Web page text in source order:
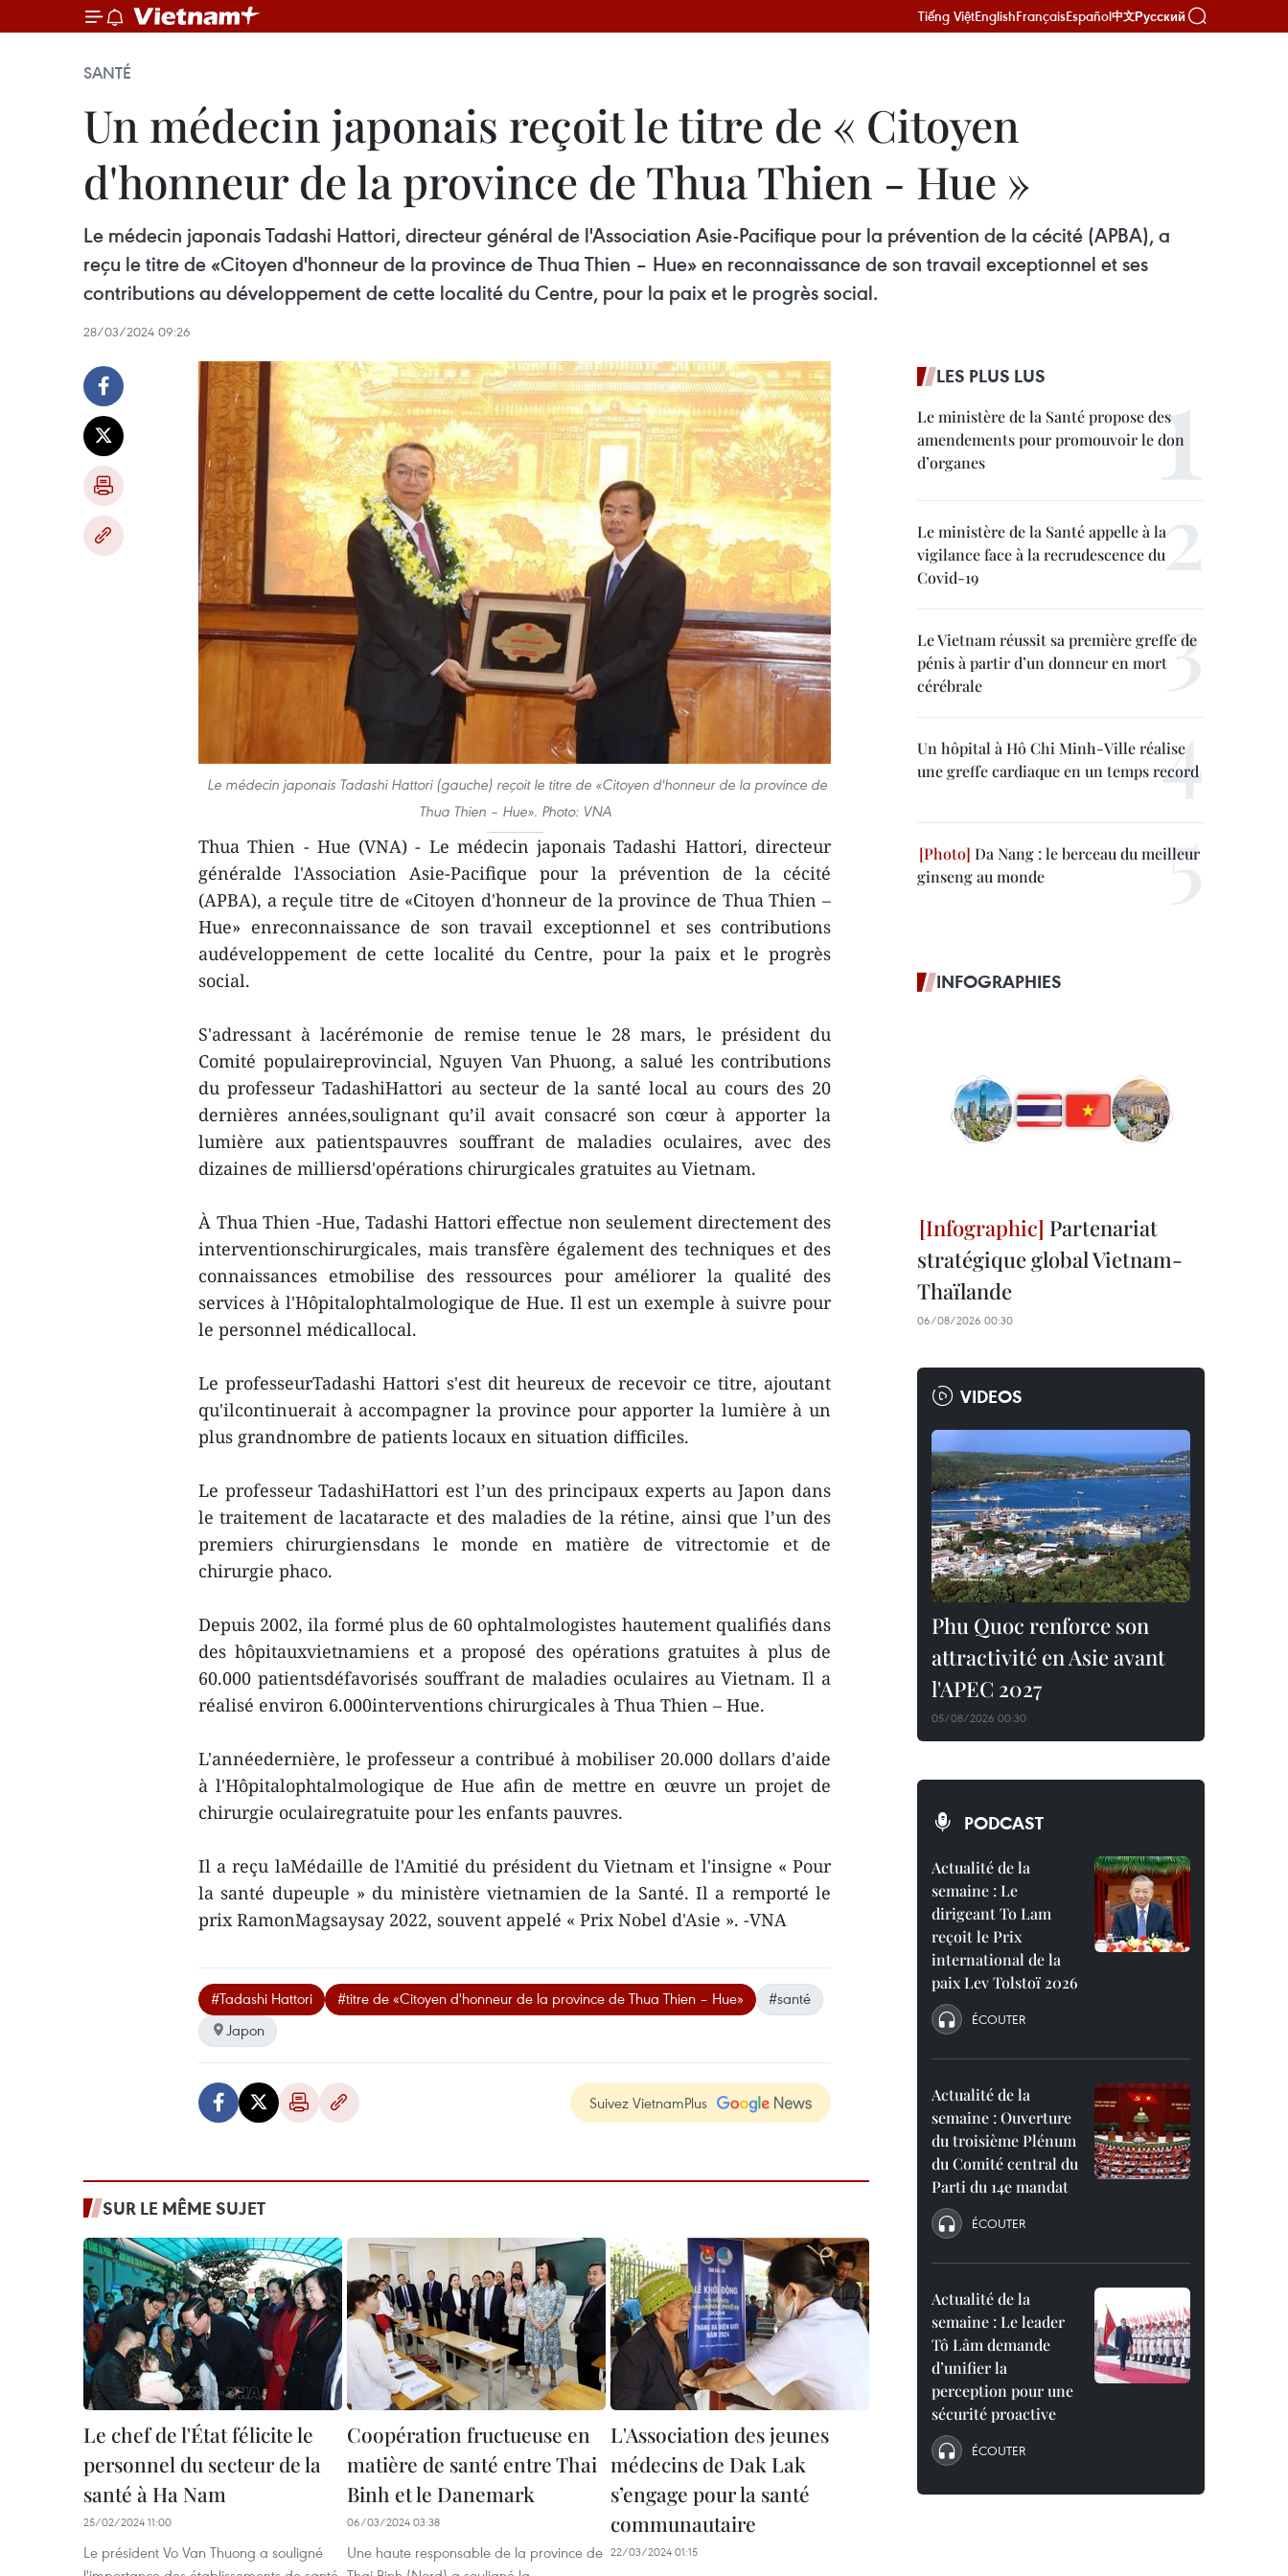
Tiếng ViệtEnglishFrançaisEspañol中文Русский
SANTÉ
Un médecin japonais reçoit le titre de « Citoyen
d'honneur de la province de Thua Thien - Hue »
Le médecin japonais Tadashi Hattori, directeur général de l'Association Asie-Pacifique pour la prévention de la cécité (APBA), a
reçu le titre de «Citoyen d'honneur de la province de Thua Thien – Hue» en reconnaissance de son travail exceptionnel et ses
contributions au développement de cette localité du Centre, pour la paix et le progrès social.
28/03/2024 09:26
Le médecin japonais Tadashi Hattori (gauche) reçoit le titre de «Citoyen d'honneur de la province de
Thua Thien – Hue». Photo: VNA
Thua Thien - Hue (VNA) - Le médecin japonais Tadashi Hattori, directeur
généralde l'Association Asie-Pacifique pour la prévention de la cécité
(APBA), a reçule titre de «Citoyen d'honneur de la province de Thua Thien –
Hue» enreconnaissance de son travail exceptionnel et ses contributions
audéveloppement de cette localité du Centre, pour la paix et le progrès
social.
S'adressant à lacérémonie de remise tenue le 28 mars, le président du
Comité populaireprovincial, Nguyen Van Phuong, a salué les contributions
du professeur TadashiHattori au secteur de la santé local au cours des 20
dernières années,soulignant qu’il avait consacré son cœur à apporter la
lumière aux patientspauvres souffrant de maladies oculaires, avec des
dizaines de milliersd'opérations chirurgicales gratuites au Vietnam.
À Thua Thien -Hue, Tadashi Hattori effectue non seulement directement des
interventionschirurgicales, mais transfère également des techniques et des
connaissances etmobilise des ressources pour améliorer la qualité des
services à l'Hôpitalophtalmologique de Hue. Il est un exemple à suivre pour
le personnel médicallocal.
Le professeurTadashi Hattori s'est dit heureux de recevoir ce titre, ajoutant
qu'ilcontinuerait à accompagner la province pour apporter la lumière à un
plus grandnombre de patients locaux en situation difficiles.
Le professeur TadashiHattori est l’un des principaux experts au Japon dans
le traitement de lacataracte et des maladies de la rétine, ainsi que l’un des
premiers chirurgiensdans le monde en matière de vitrectomie et de
chirurgie phaco.
Depuis 2002, ila formé plus de 60 ophtalmologistes hautement qualifiés dans
des hôpitauxvietnamiens et a proposé des opérations gratuites à plus de
60.000 patientsdéfavorisés souffrant de maladies oculaires au Vietnam. Il a
réalisé environ 6.000interventions chirurgicales à Thua Thien – Hue.
L'annéedernière, le professeur a contribué à mobiliser 20.000 dollars d'aide
à l'Hôpitalophtalmologique de Hue afin de mettre en œuvre un projet de
chirurgie oculairegratuite pour les enfants pauvres.
Il a reçu laMédaille de l'Amitié du président du Vietnam et l'insigne « Pour
la santé dupeuple » du ministère vietnamien de la Santé. Il a remporté le
prix RamonMagsaysay 2022, souvent appelé « Prix Nobel d'Asie ». -VNA
#Tadashi Hattori #titre de «Citoyen d'honneur de la province de Thua Thien – Hue»
#santé
Japon
Suivez VietnamPlus
SUR LE MÊME SUJET
Le chef de l'État félicite le
personnel du secteur de la
santé à Ha Nam
25/02/2024 11:00
Le président Vo Van Thuong a souligné
Coopération fructueuse en
matière de santé entre Thai
Binh et le Danemark
06/03/2024 03:38
Une haute responsable de la province de
L'Association des jeunes
médecins de Dak Lak
s’engage pour la santé
communautaire
22/03/2024 01:15
LES PLUS LUS
Le ministère de la Santé propose des
amendements pour promouvoir le don
d’organes
Le ministère de la Santé appelle à la
vigilance face à la recrudescence du
Covid-19
Le Vietnam réussit sa première greffe de
pénis à partir d’un donneur en mort
cérébrale
Un hôpital à Hô Chi Minh-Ville réalise
une greffe cardiaque en un temps record
Da Nang : le berceau du meilleur
ginseng au monde
INFOGRAPHIES
Partenariat
stratégique global Vietnam-
Thaïlande
06/08/2026 00:30
VIDEOS
Phu Quoc renforce son
attractivité en Asie avant
l'APEC 2027
05/08/2026 00:30
PODCAST
Actualité de la
semaine : Le
dirigeant To Lam
reçoit le Prix
international de la
paix Lev Tolstoï 2026
ÉCOUTER
Actualité de la
semaine : Ouverture
du troisième Plénum
du Comité central du
Parti du 14e mandat
ÉCOUTER
Actualité de la
semaine : Le leader
Tô Lâm demande
d’unifier la
perception pour une
sécurité proactive
ÉCOUTER